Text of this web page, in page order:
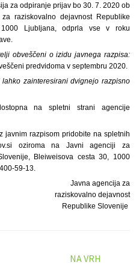
za odpiranje prijav bo 30. 7. 2020 ob
raziskovalno dejavnost Republike
Ljubljana, odprla vse v roku
obveščeni o izidu javnega razpisa:
predvidoma v septembru 2020.
zainteresirani dvignejo razpisno
na spletni strani agencije
javnim razpisom pridobite na spletnih
oziroma na Javni agenciji za
Bleiweisova cesta 30, 1000
59-13.
Javna agencija za
raziskovalno dejavnost
Republike Slovenije
NA VRH